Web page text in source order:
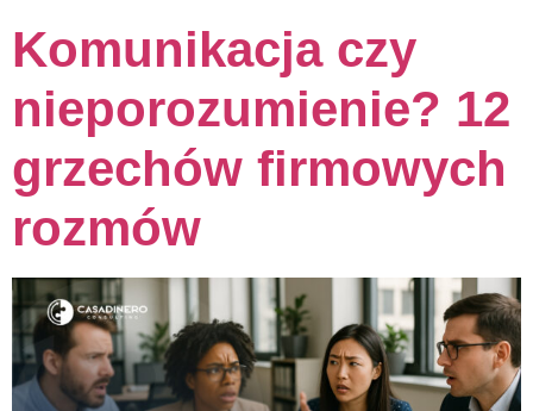
Komunikacja czy
nieporozumienie? 12
grzechów firmowych
rozmów